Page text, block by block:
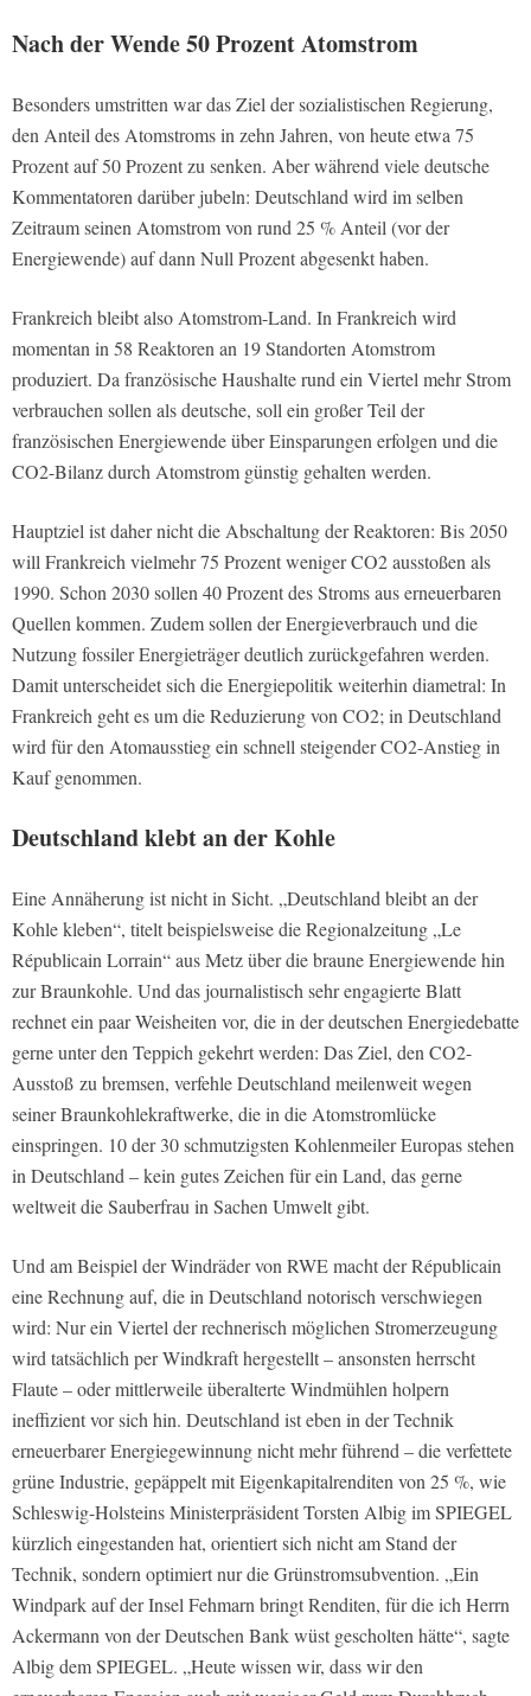
Nach der Wende 50 Prozent Atomstrom
Besonders umstritten war das Ziel der sozialistischen Regierung,
den Anteil des Atomstroms in zehn Jahren, von heute etwa 75
Prozent auf 50 Prozent zu senken. Aber während viele deutsche
Kommentatoren darüber jubeln: Deutschland wird im selben
Zeitraum seinen Atomstrom von rund 25 % Anteil (vor der
Energiewende) auf dann Null Prozent abgesenkt haben.
Frankreich bleibt also Atomstrom-Land. In Frankreich wird
momentan in 58 Reaktoren an 19 Standorten Atomstrom
produziert. Da französische Haushalte rund ein Viertel mehr Strom
verbrauchen sollen als deutsche, soll ein großer Teil der
französischen Energiewende über Einsparungen erfolgen und die
CO2-Bilanz durch Atomstrom günstig gehalten werden.
Hauptziel ist daher nicht die Abschaltung der Reaktoren: Bis 2050
will Frankreich vielmehr 75 Prozent weniger CO2 ausstoßen als
1990. Schon 2030 sollen 40 Prozent des Stroms aus erneuerbaren
Quellen kommen. Zudem sollen der Energieverbrauch und die
Nutzung fossiler Energieträger deutlich zurückgefahren werden.
Damit unterscheidet sich die Energiepolitik weiterhin diametral: In
Frankreich geht es um die Reduzierung von CO2; in Deutschland
wird für den Atomausstieg ein schnell steigender CO2-Anstieg in
Kauf genommen.
Deutschland klebt an der Kohle
Eine Annäherung ist nicht in Sicht. „Deutschland bleibt an der
Kohle kleben“, titelt beispielsweise die Regionalzeitung „Le
Républicain Lorrain“ aus Metz über die braune Energiewende hin
zur Braunkohle. Und das journalistisch sehr engagierte Blatt
rechnet ein paar Weisheiten vor, die in der deutschen Energiedebatte
gerne unter den Teppich gekehrt werden: Das Ziel, den CO2-
Ausstoß zu bremsen, verfehle Deutschland meilenweit wegen
seiner Braunkohlekraftwerke, die in die Atomstromlücke
einspringen. 10 der 30 schmutzigsten Kohlenmeiler Europas stehen
in Deutschland – kein gutes Zeichen für ein Land, das gerne
weltweit die Sauberfrau in Sachen Umwelt gibt.
Und am Beispiel der Windräder von RWE macht der Républicain
eine Rechnung auf, die in Deutschland notorisch verschwiegen
wird: Nur ein Viertel der rechnerisch möglichen Stromerzeugung
wird tatsächlich per Windkraft hergestellt – ansonsten herrscht
Flaute – oder mittlerweile überalterte Windmühlen holpern
ineffizient vor sich hin. Deutschland ist eben in der Technik
erneuerbarer Energiegewinnung nicht mehr führend – die verfettete
grüne Industrie, gepäppelt mit Eigenkapitalrenditen von 25 %, wie
Schleswig-Holsteins Ministerpräsident Torsten Albig im SPIEGEL
kürzlich eingestanden hat, orientiert sich nicht am Stand der
Technik, sondern optimiert nur die Grünstromsubvention. „Ein
Windpark auf der Insel Fehmarn bringt Renditen, für die ich Herrn
Ackermann von der Deutschen Bank wüst gescholten hätte“, sagte
Albig dem SPIEGEL. „Heute wissen wir, dass wir den